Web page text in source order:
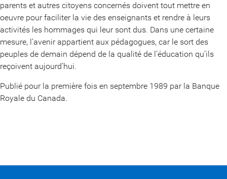
parents et autres citoyens concernés doivent tout mettre en
oeuvre pour faciliter la vie des enseignants et rendre à leurs
activités les hommages qui leur sont dus. Dans une certaine
mesure, l’avenir appartient aux pédagogues, car le sort des
peuples de demain dépend de la qualité de l’éducation qu’ils
reçoivent aujourd’hui.
Publié pour la première fois en septembre 1989 par la Banque
Royale du Canada.